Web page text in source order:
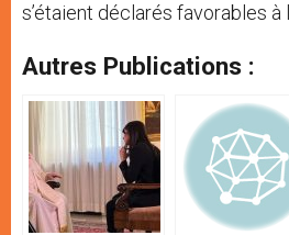
s’étaient déclarés favorables à
Autres Publications :